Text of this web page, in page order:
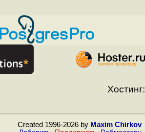
Хостинг:
Created 1996-2026 by Maxim Chirkov